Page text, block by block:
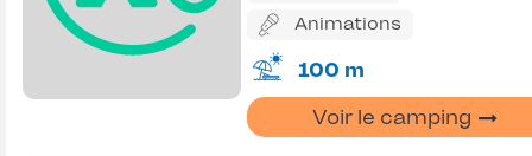
Animations
100 m
Voir le camping